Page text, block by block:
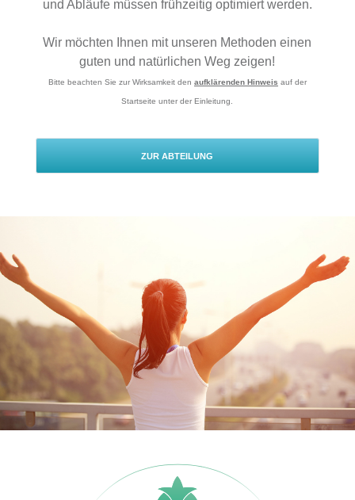
und Abläufe müssen frühzeitig optimiert werden.
Wir möchten Ihnen mit unseren Methoden einen
guten und natürlichen Weg zeigen!
Bitte beachten Sie zur Wirksamkeit den aufklärenden Hinweis auf der
Startseite unter der Einleitung.
ZUR ABTEILUNG